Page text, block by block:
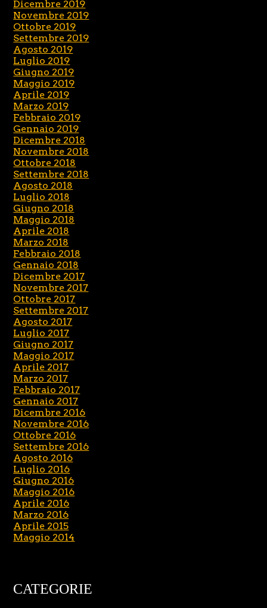
Dicembre 2019
Novembre 2019
Ottobre 2019
Settembre 2019
Agosto 2019
Luglio 2019
Giugno 2019
Maggio 2019
Aprile 2019
Marzo 2019
Febbraio 2019
Gennaio 2019
Dicembre 2018
Novembre 2018
Ottobre 2018
Settembre 2018
Agosto 2018
Luglio 2018
Giugno 2018
Maggio 2018
Aprile 2018
Marzo 2018
Febbraio 2018
Gennaio 2018
Dicembre 2017
Novembre 2017
Ottobre 2017
Settembre 2017
Agosto 2017
Luglio 2017
Giugno 2017
Maggio 2017
Aprile 2017
Marzo 2017
Febbraio 2017
Gennaio 2017
Dicembre 2016
Novembre 2016
Ottobre 2016
Settembre 2016
Agosto 2016
Luglio 2016
Giugno 2016
Maggio 2016
Aprile 2016
Marzo 2016
Aprile 2015
Maggio 2014
CATEGORIE